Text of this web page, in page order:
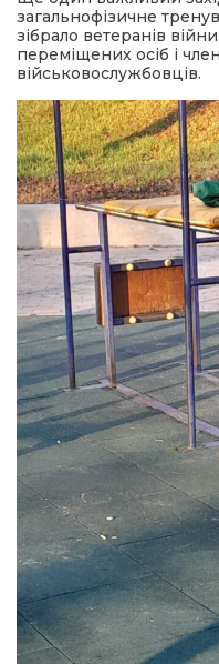
загальнофізичне
зібрало ветеранів
переміщених осіб і
військовослужбовців.